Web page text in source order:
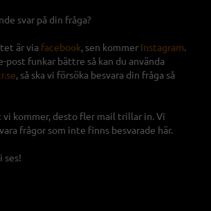
svar på din fråga?
är via facebook, sen kommer Instagram.
post funkar bättre så kan du använda
, så ska vi försöka besvara din fråga så
vi kommer, desto fler mail trillar in. Vi
frågor som inte finns besvarade här.
ses!